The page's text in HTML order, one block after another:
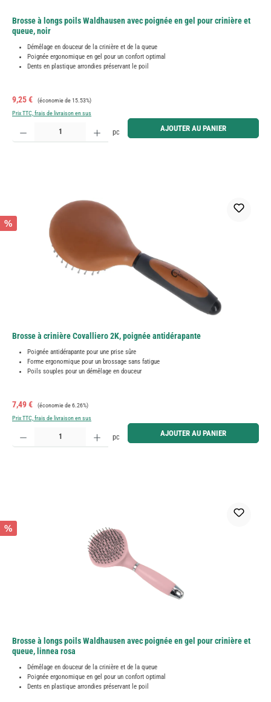
Brosse à longs poils Waldhausen avec poignée en gel pour crinière et
queue, noir
Démêlage en douceur de la crinière et de la queue
Poignée ergonomique en gel pour un confort optimal
Dents en plastique arrondies préservant le poil
Prix de vente :
9,25 € Prix régulier :
(économie de 15.53%)
Prix TTC, frais de livraison en sus
Quantité de produit : Entrez la quantité souhaitée ou utilisez les boutons pour augmenter ou
pc AJOUTER AU PANIER
%
Brosse à crinière Covalliero 2K, poignée antidérapante
Poignée antidérapante pour une prise sûre
Forme ergonomique pour un brossage sans fatigue
Poils souples pour un démêlage en douceur
Prix de vente :
7,49 € Prix régulier :
(économie de 6.26%)
Prix TTC, frais de livraison en sus
Quantité de produit : Entrez la quantité souhaitée ou utilisez les boutons pour augmenter ou
pc AJOUTER AU PANIER
%
Brosse à longs poils Waldhausen avec poignée en gel pour crinière et
queue, linnea rosa
Démêlage en douceur de la crinière et de la queue
Poignée ergonomique en gel pour un confort optimal
Dents en plastique arrondies préservant le poil